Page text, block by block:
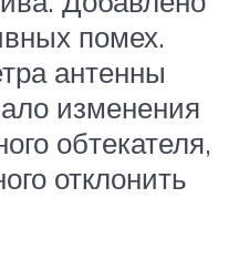
помех.
антенны
изменения
обтекателя,
отклонить